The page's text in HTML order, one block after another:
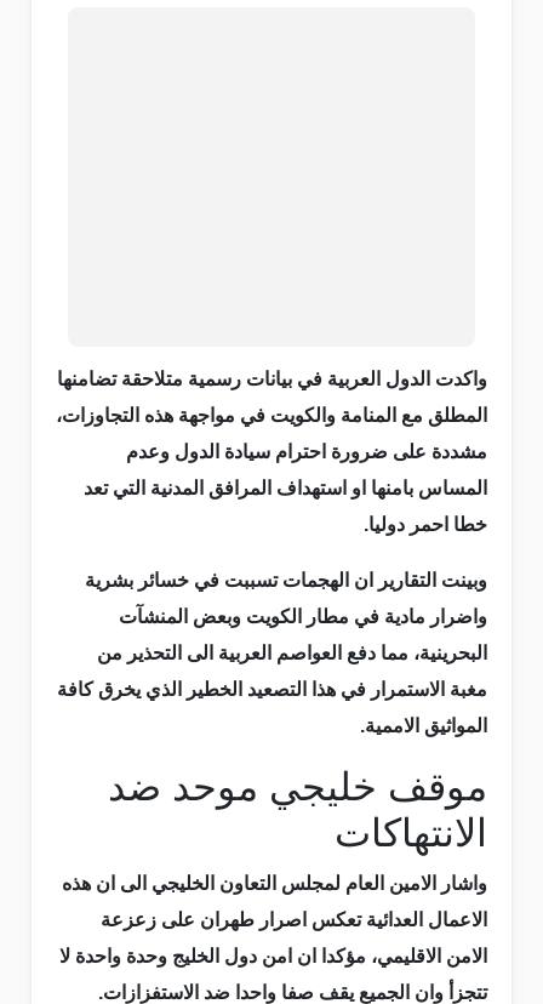
واكدت الدول العربية في بيانات رسمية متلاحقة تضامنها
المطلق مع المنامة والكويت في مواجهة هذه التجاوزات،
مشددة على ضرورة احترام سيادة الدول وعدم
المساس بامنها او استهداف المرافق المدنية التي تعد
خطا احمر دوليا.
وبينت التقارير ان الهجمات تسببت في خسائر بشرية
واضرار مادية في مطار الكويت وبعض المنشآت
البحرينية، مما دفع العواصم العربية الى التحذير من
مغبة الاستمرار في هذا التصعيد الخطير الذي يخرق كافة
المواثيق الاممية.
موقف خليجي موحد ضد
الانتهاكات
واشار الامين العام لمجلس التعاون الخليجي الى ان هذه
الاعمال العدائية تعكس اصرار طهران على زعزعة
الامن الاقليمي، مؤكدا ان امن دول الخليج وحدة واحدة لا
تتجزأ وان الجميع يقف صفا واحدا ضد الاستفزازات.